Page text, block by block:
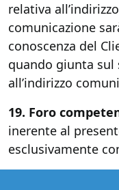
relativa
comunicazione
conoscenza del
quando giunta sul
all’indirizzo
19. Foro
inerente al
esclusivamente